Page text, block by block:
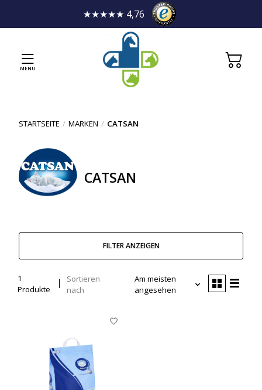
★★★★★ 4,76
MENU
STARTSEITE / MARKEN / CATSAN
CATSAN
FILTER ANZEIGEN
1
Produkte
Sortieren
nach
Am meisten
angesehen